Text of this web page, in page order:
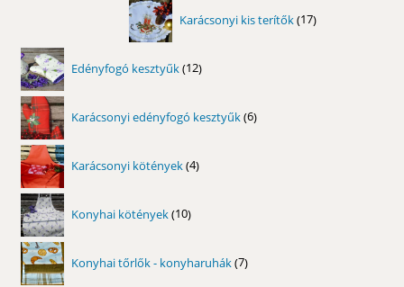
Karácsonyi kis terítők 17
termék
Edényfogó kesztyűk 12
termék
Karácsonyi edényfogó kesztyűk 6
termék
Karácsonyi kötények 4
termék
Konyhai kötények 10
termék
Konyhai tőrlők - konyharuhák 7
termék